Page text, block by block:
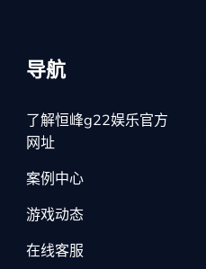
导航
了解恒峰g22娱乐官方
网址
案例中心
游戏动态
在线客服